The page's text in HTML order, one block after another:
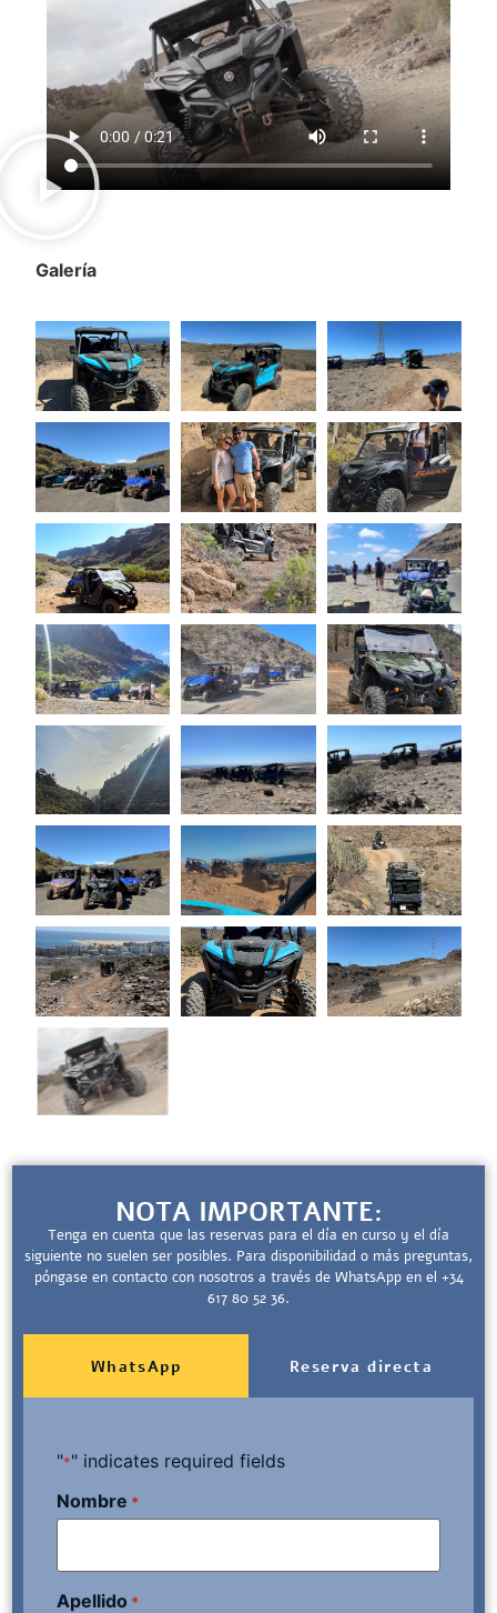
Galería
NOTA IMPORTANTE:
Tenga en cuenta que las reservas para el día en curso y el día
siguiente no suelen ser posibles. Para disponibilidad o más preguntas,
póngase en contacto con nosotros a través de WhatsApp en el +34
617 80 52 36.
WhatsApp Reserva directa
"*" indicates required fields
Nombre *
Apellido *